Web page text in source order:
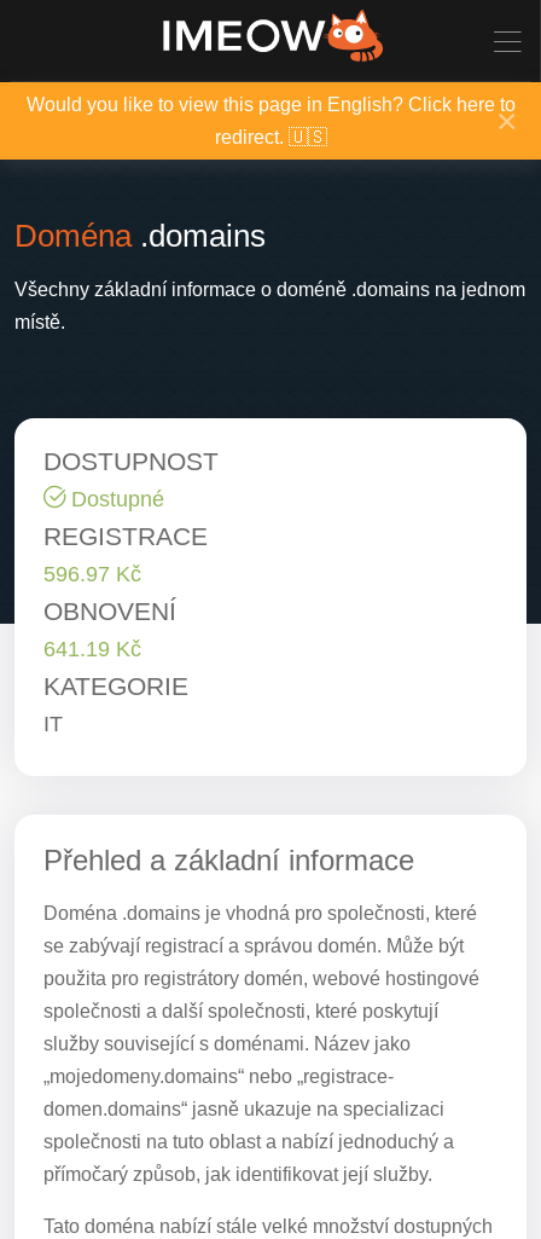
Would you like to view this page in English? Click here to
redirect. 🇺🇸
×
Doména.domains
Všechny základní informace o doméně .domains na jednom
místě.
DOSTUPNOST
Dostupné
REGISTRACE
596.97 Kč
OBNOVENÍ
641.19 Kč
KATEGORIE
IT
Přehled a základní informace
Doména .domains je vhodná pro společnosti, které
se zabývají registrací a správou domén. Může být
použita pro registrátory domén, webové hostingové
společnosti a další společnosti, které poskytují
služby související s doménami. Název jako
„mojedomeny.domains“ nebo „registrace-
domen.domains“ jasně ukazuje na specializaci
společnosti na tuto oblast a nabízí jednoduchý a
přímočarý způsob, jak identifikovat její služby.
Tato doména nabízí stále velké množství dostupných